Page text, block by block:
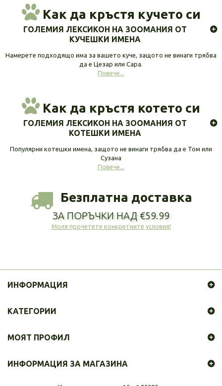
Как да кръстя кучето си
ГОЛЕМИЯ ЛЕКСИКОН НА ЗООМАНИЯ ОТ
КУЧЕШКИ ИМЕНА
Намерете подходящо има за вашето куче, защото не винаги трябва
да е Цезар или Сара.
Повече...
Как да кръстя котето си
ГОЛЕМИЯ ЛЕКСИКОН НА ЗООМАНИЯ ОТ
КОТЕШКИ ИМЕНА
Популярни котешки имена, защото не винаги трябва да е Том или
Сузана
Повече...
Безплатна доставка
ЗА ПОРЪЧКИ НАД €59.99
Моля прочетете конкретните условия!
ИНФОРМАЦИЯ
КАТЕГОРИИ
МОЯТ ПРОФИЛ
ИНФОРМАЦИЯ ЗА МАГАЗИНА